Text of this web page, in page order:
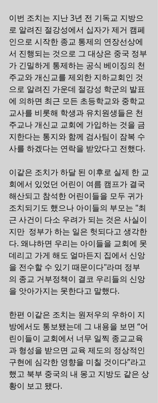
이번 조치는 지난 3년 전 기독교 지방으
로 알려진 절강성에서 십자가 제거 캠페
인으로 시작한 종교 통제의 연장선상에
서 진행되는 것으로 그 대상은 중국 정부
가 긴밀하게 통제하는 공식 베이징의 천
주교와 개신교를 제외한 지하교회인 것
으로 알려진 가운데 절강성 학군의 발표
에 의하면 최근 모든 초등학교와 중학교
교사를 비롯해 학생과 유치원생들은 천
주교나 개신교 교회에 가입하는 것을 금
지한다는 통지와 함께 검사팀이 잠복 수
사를 하겠다는 연락을 받았다고 전했다.
이같은 조치가 하달 된 이후로 실제 한 교
회에서 있었던 어린이 여름 캠프가 결국
해산되고 참석한 어린이들을 모두 귀가
조치되기도 했으나 아이들의 부모는 "최
근 사건이 다소 우려가 되는 것은 사실이
지만  정부가 하는 일은 헛되다고 생각한
다. 왜냐하면 우리는 아이들을 교회에 못
데리고 가게 해도 얼마든지 집에서 신앙
을 전수할 수 있기 때문이다"라며 정부
의 종교 거부정책이 결코 우리들의 신앙
을 앗아가지는 못한다고 말했다.
한편 이같은 조치는 원저우의 우하이 지
방에서도 통보됐는데 그 내용을 보면 “어
린이들이 교회에서 너무 일찍 종교교육
과 형성을 받으면 교육 제도의 정상적인
구현에 심각한 영향을 미칠 것이다”라고
했고 북부 중국의 내 몽고 지방도 같은 상
황이 보고 됐다.